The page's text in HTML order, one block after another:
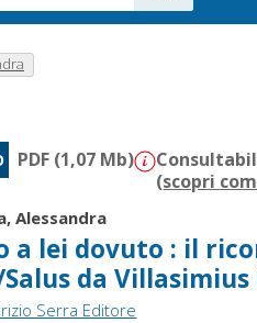
PDF (1,07 Mb)
(scopri
Alessandra
a lei dovuto : il
da Villasimius
Serra Editore